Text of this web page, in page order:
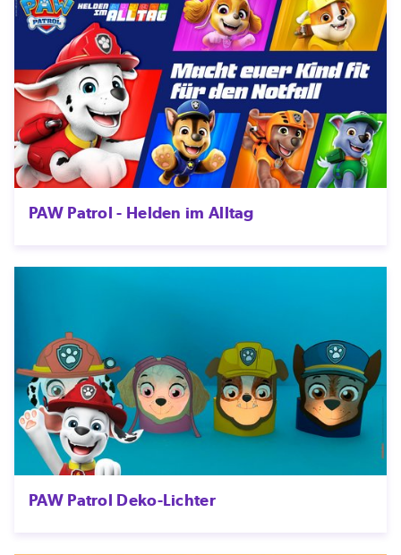
PAW Patrol - Helden im Alltag
PAW Patrol Deko-Lichter